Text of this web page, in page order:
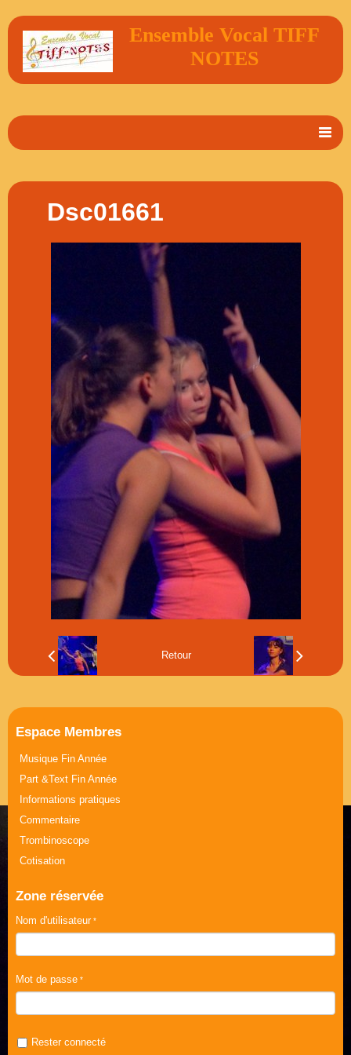
Ensemble Vocal TIFF
NOTES
Contact
Musique Journée de la Femme
Part &Text Journée de la Femme
Dsc01661
Retour
Espace Membres
Musique Fin Année
Part &Text Fin Année
Informations pratiques
Commentaire
Trombinoscope
Cotisation
Zone réservée
Nom d'utilisateur
Mot de passe
Rester connecté